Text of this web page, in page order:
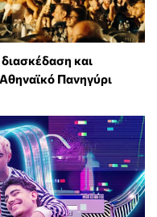
και
Πανηγύρι